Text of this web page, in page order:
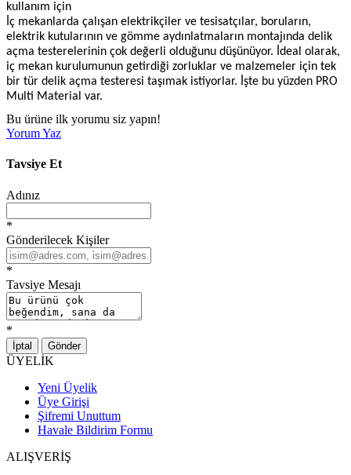
kullanım için
İç mekanlarda çalışan elektrikçiler ve tesisatçılar, boruların,
elektrik kutularının ve gömme aydınlatmaların montajında delik
açma testerelerinin çok değerli olduğunu düşünüyor. İdeal olarak,
iç mekan kurulumunun getirdiği zorluklar ve malzemeler için tek
bir tür delik açma testeresi taşımak istiyorlar. İşte bu yüzden PRO
Multi Material var.
Bu ürüne ilk yorumu siz yapın!
Yorum Yaz
Tavsiye Et
Adınız
*
Gönderilecek Kişiler
*
Tavsiye Mesajı
*
İptal Gönder
ÜYELİK
Yeni Üyelik
Üye Girişi
Şifremi Unuttum
Havale Bildirim Formu
ALIŞVERİŞ